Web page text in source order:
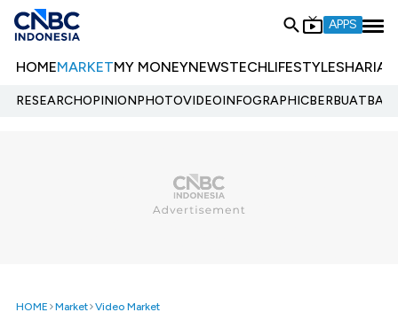
APPS
HOMEMARKETMY MONEYNEWSTECHLIFESTYLESHARIA
RESEARCHOPINIONPHOTOVIDEOINFOGRAPHIC
HOME Market Video Market